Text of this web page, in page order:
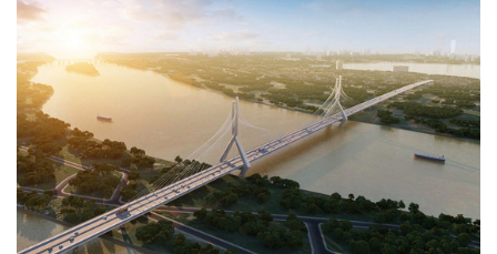
cách mạng không gian để định hình tương lai phát triển bền
vững Thủ đô trong kỷ nguyên mới.